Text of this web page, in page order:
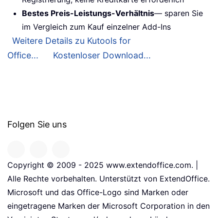
Bestes Preis-Leistungs-Verhältnis— sparen Sie
im Vergleich zum Kauf einzelner Add-Ins
Weitere Details zu Kutools for
Office...
Kostenloser Download...
Folgen Sie uns
Copyright © 2009 - 2025 www.extendoffice.com. |
Alle Rechte vorbehalten. Unterstützt von ExtendOffice.
Microsoft und das Office-Logo sind Marken oder
eingetragene Marken der Microsoft Corporation in den